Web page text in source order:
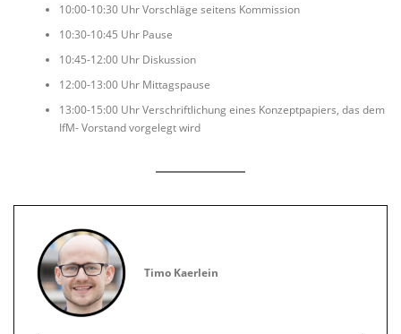
10:00-10:30 Uhr Vorschläge seitens Kommission
10:30-10:45 Uhr Pause
10:45-12:00 Uhr Diskussion
12:00-13:00 Uhr Mittagspause
13:00-15:00 Uhr Verschriftlichung eines Konzeptpapiers, das dem
IfM- Vorstand vorgelegt wird
Timo Kaerlein